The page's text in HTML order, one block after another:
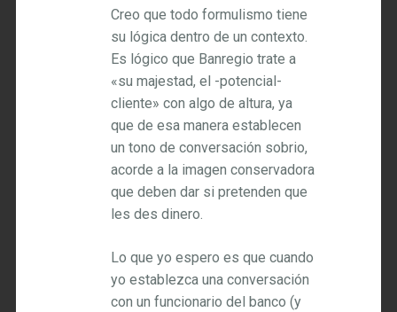
Creo que todo formulismo tiene
su lógica dentro de un contexto.
Es lógico que Banregio trate a
«su majestad, el -potencial-
cliente» con algo de altura, ya
que de esa manera establecen
un tono de conversación sobrio,
acorde a la imagen conservadora
que deben dar si pretenden que
les des dinero.
Lo que yo espero es que cuando
yo establezca una conversación
con un funcionario del banco (y